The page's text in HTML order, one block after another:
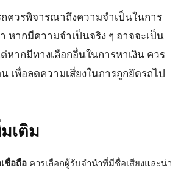
ควรพิจารณาถึงความจำเป็นในการ
หากมีความจำเป็นจริง ๆ อาจจะเป็น
หากมีทางเลือกอื่นในการหาเงิน ควร
เพื่อลดความเสี่ยงในการถูกยึดรถไป
เติม
ชื่อถือ ควรเลือกผู้รับจำนำที่มีชื่อเสียงและน่า